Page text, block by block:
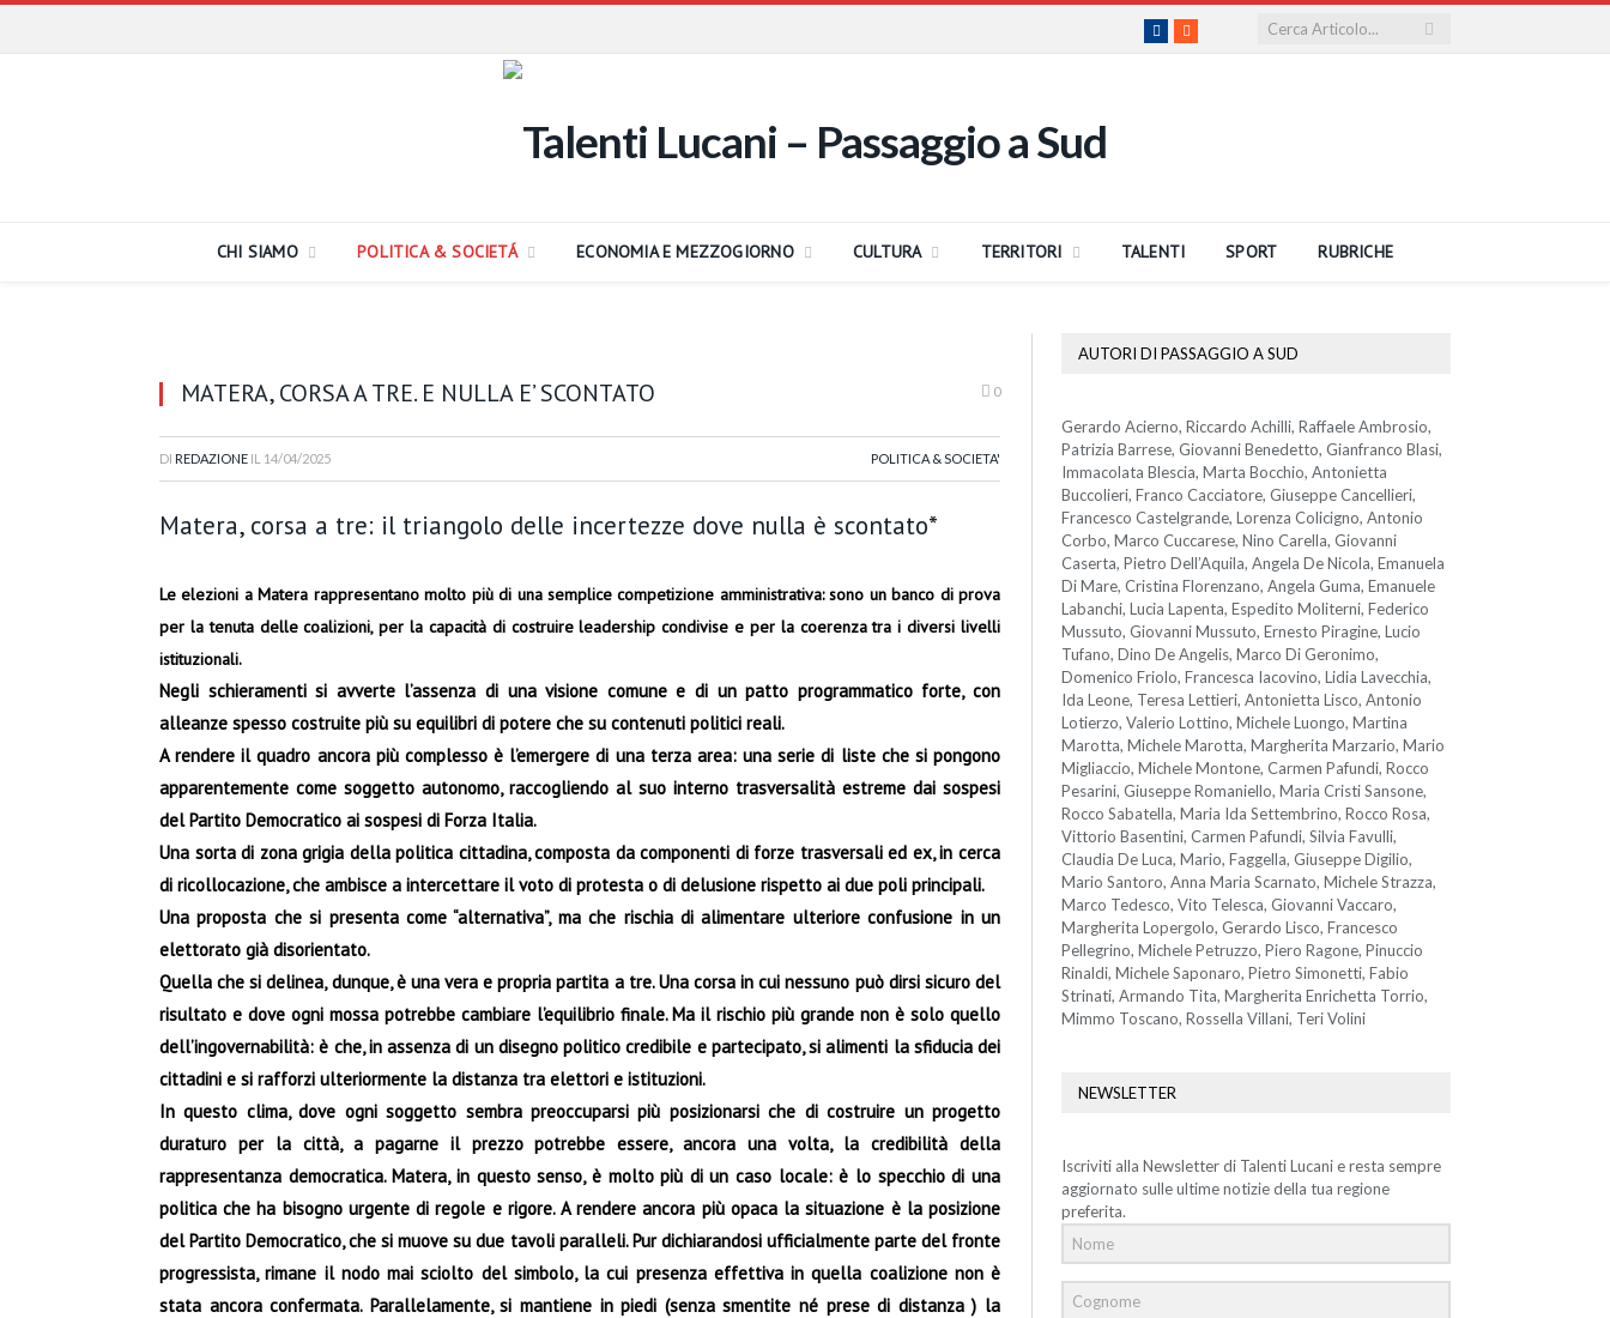
Facebook
RSS
CHI SIAMO POLITICA & SOCIETÁ ECONOMIA E MEZZOGIORNO CULTURA TERRITORI TALENTI SPORT RUBRICHE
MATERA, CORSA A TRE. E NULLA E’ SCONTATO 0
DI REDAZIONE IL 14/04/2025 POLITICA & SOCIETA'
Matera, corsa a tre: il triangolo delle incertezze dove nulla è scontato*
Le elezioni a Matera rappresentano molto più di una semplice competizione amministrativa: sono un banco di prova
per la tenuta delle coalizioni, per la capacità di costruire leadership condivise e per la coerenza tra i diversi livelli
istituzionali.
Negli schieramenti si avverte l’assenza di una visione comune e di un patto programmatico forte, con
alleanze spesso costruite più su equilibri di potere che su contenuti politici reali.
A rendere il quadro ancora più complesso è l’emergere di una terza area: una serie di liste che si pongono
apparentemente come soggetto autonomo, raccogliendo al suo interno trasversalità estreme dai sospesi
del Partito Democratico ai sospesi di Forza Italia.
Una sorta di zona grigia della politica cittadina, composta da componenti di forze trasversali ed ex, in cerca
di ricollocazione, che ambisce a intercettare il voto di protesta o di delusione rispetto ai due poli principali.
Una proposta che si presenta come “alternativa”, ma che rischia di alimentare ulteriore confusione in un
elettorato già disorientato.
Quella che si delinea, dunque, è una vera e propria partita a tre. Una corsa in cui nessuno può dirsi sicuro del
risultato e dove ogni mossa potrebbe cambiare l’equilibrio finale. Ma il rischio più grande non è solo quello
dell’ingovernabilità: è che, in assenza di un disegno politico credibile e partecipato, si alimenti la sfiducia dei
cittadini e si rafforzi ulteriormente la distanza tra elettori e istituzioni.
In questo clima, dove ogni soggetto sembra preoccuparsi più posizionarsi che di costruire un progetto
duraturo per la città, a pagarne il prezzo potrebbe essere, ancora una volta, la credibilità della
rappresentanza democratica. Matera, in questo senso, è molto più di un caso locale: è lo specchio di una
politica che ha bisogno urgente di regole e rigore. A rendere ancora più opaca la situazione è la posizione
del Partito Democratico, che si muove su due tavoli paralleli. Pur dichiarandosi ufficialmente parte del fronte
progressista, rimane il nodo mai sciolto del simbolo, la cui presenza effettiva in quella coalizione non è
stata ancora confermata. Parallelamente, si mantiene in piedi (senza smentite né prese di distanza ) la
AUTORI DI PASSAGGIO A SUD
Gerardo Acierno, Riccardo Achilli, Raffaele Ambrosio,
Patrizia Barrese, Giovanni Benedetto, Gianfranco Blasi,
Immacolata Blescia, Marta Bocchio, Antonietta
Buccolieri, Franco Cacciatore, Giuseppe Cancellieri,
Francesco Castelgrande, Lorenza Colicigno, Antonio
Corbo, Marco Cuccarese, Nino Carella, Giovanni
Caserta, Pietro Dell’Aquila, Angela De Nicola, Emanuela
Di Mare, Cristina Florenzano, Angela Guma, Emanuele
Labanchi, Lucia Lapenta, Espedito Moliterni, Federico
Mussuto, Giovanni Mussuto, Ernesto Piragine, Lucio
Tufano, Dino De Angelis, Marco Di Geronimo,
Domenico Friolo, Francesca Iacovino, Lidia Lavecchia,
Ida Leone, Teresa Lettieri, Antonietta Lisco, Antonio
Lotierzo, Valerio Lottino, Michele Luongo, Martina
Marotta, Michele Marotta, Margherita Marzario, Mario
Migliaccio, Michele Montone, Carmen Pafundi, Rocco
Pesarini, Giuseppe Romaniello, Maria Cristi Sansone,
Rocco Sabatella, Maria Ida Settembrino, Rocco Rosa,
Vittorio Basentini, Carmen Pafundi, Silvia Favulli,
Claudia De Luca, Mario, Faggella, Giuseppe Digilio,
Mario Santoro, Anna Maria Scarnato, Michele Strazza,
Marco Tedesco, Vito Telesca, Giovanni Vaccaro,
Margherita Lopergolo, Gerardo Lisco, Francesco
Pellegrino, Michele Petruzzo, Piero Ragone, Pinuccio
Rinaldi, Michele Saponaro, Pietro Simonetti, Fabio
Strinati, Armando Tita, Margherita Enrichetta Torrio,
Mimmo Toscano, Rossella Villani, Teri Volini
NEWSLETTER
Iscriviti alla Newsletter di Talenti Lucani e resta sempre
aggiornato sulle ultime notizie della tua regione
preferita.